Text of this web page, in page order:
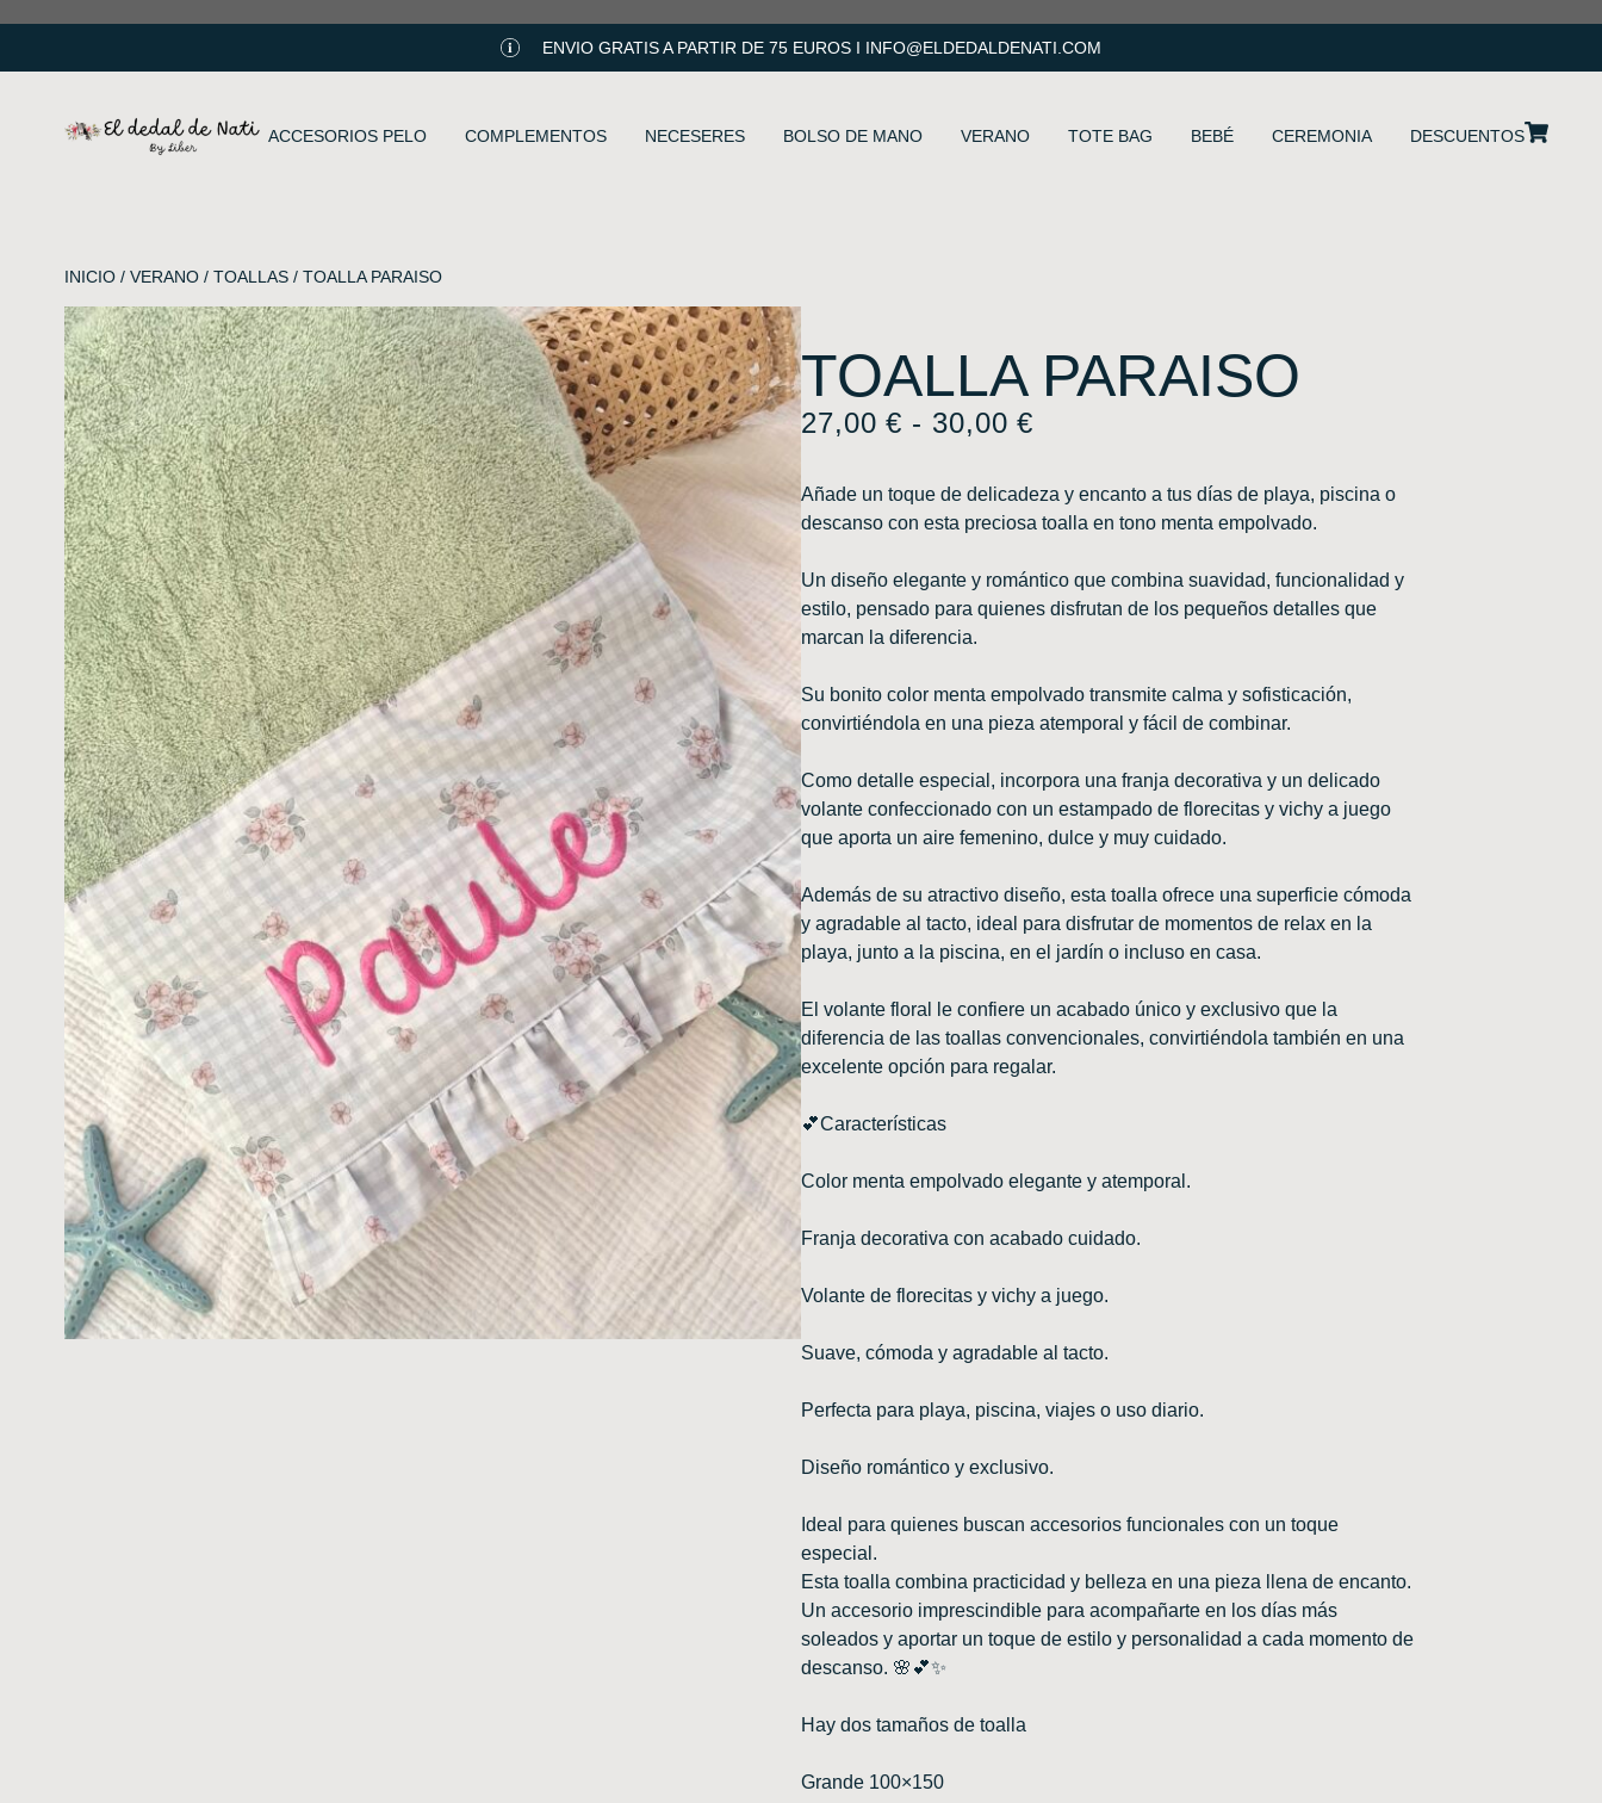
ENVIO GRATIS A PARTIR DE 75 EUROS I INFO@ELDEDALDENATI.COM
ACCESORIOS PELO COMPLEMENTOS NECESERES BOLSO DE MANO VERANO TOTE BAG BEBÉ CEREMONIA DESCUENTOS
INICIO/ VERANO/ TOALLAS/ TOALLA PARAISO
TOALLA PARAISO
27,00€ - 30,00€
Añade un toque de delicadeza y encanto a tus días de playa, piscina o
descanso con esta preciosa toalla en tono menta empolvado.
Un diseño elegante y romántico que combina suavidad, funcionalidad y
estilo, pensado para quienes disfrutan de los pequeños detalles que
marcan la diferencia.
Su bonito color menta empolvado transmite calma y sofisticación,
convirtiéndola en una pieza atemporal y fácil de combinar.
Como detalle especial, incorpora una franja decorativa y un delicado
volante confeccionado con un estampado de florecitas y vichy a juego
que aporta un aire femenino, dulce y muy cuidado.
Además de su atractivo diseño, esta toalla ofrece una superficie cómoda
y agradable al tacto, ideal para disfrutar de momentos de relax en la
playa, junto a la piscina, en el jardín o incluso en casa.
El volante floral le confiere un acabado único y exclusivo que la
diferencia de las toallas convencionales, convirtiéndola también en una
excelente opción para regalar.
💕Características
Color menta empolvado elegante y atemporal.
Franja decorativa con acabado cuidado.
Volante de florecitas y vichy a juego.
Suave, cómoda y agradable al tacto.
Perfecta para playa, piscina, viajes o uso diario.
Diseño romántico y exclusivo.
Ideal para quienes buscan accesorios funcionales con un toque
especial.
Esta toalla combina practicidad y belleza en una pieza llena de encanto.
Un accesorio imprescindible para acompañarte en los días más
soleados y aportar un toque de estilo y personalidad a cada momento de
descanso. 🌸💕✨
Hay dos tamaños de toalla
Grande 100×150